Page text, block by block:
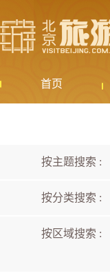
首页
按主题搜索 :
按分类搜索 :
按区域搜索 :